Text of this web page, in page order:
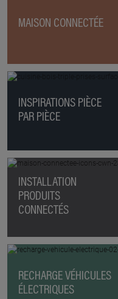
MAISON CONNECTÉE
INSPIRATIONS PIÈCE
PAR PIÈCE
INSTALLATION
PRODUITS
CONNECTÉS
RECHARGE VÉHICULES
ÉLECTRIQUES